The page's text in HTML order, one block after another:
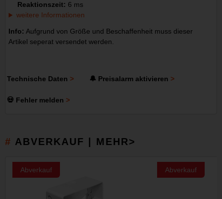
Reaktionszeit: 6 ms
weitere Informationen
Info: Aufgrund von Größe und Beschaffenheit muss dieser
Artikel seperat versendet werden.
Technische Daten 🔔 Preisalarm aktivieren
💀 Fehler melden
ABVERKAUF | MEHR>
Abverkauf Abverkauf